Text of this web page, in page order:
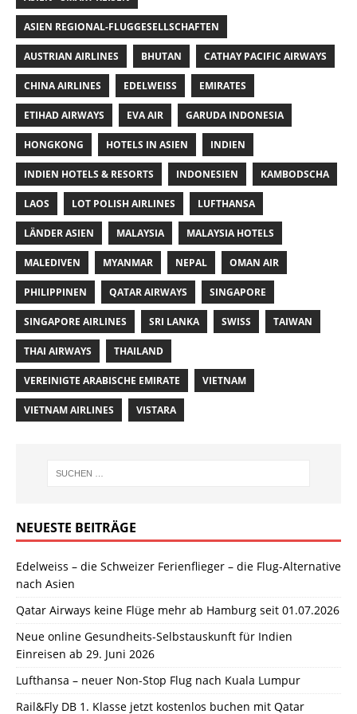
ASIEN REGIONAL-FLUGGESELLSCHAFTEN
AUSTRIAN AIRLINES BHUTAN CATHAY PACIFIC AIRWAYS
CHINA AIRLINES EDELWEISS EMIRATES
ETIHAD AIRWAYS EVA AIR GARUDA INDONESIA
HONGKONG HOTELS IN ASIEN INDIEN
INDIEN HOTELS & RESORTS INDONESIEN KAMBODSCHA
LAOS LOT POLISH AIRLINES LUFTHANSA
LÄNDER ASIEN MALAYSIA MALAYSIA HOTELS
MALEDIVEN MYANMAR NEPAL OMAN AIR
PHILIPPINEN QATAR AIRWAYS SINGAPORE
SINGAPORE AIRLINES SRI LANKA SWISS TAIWAN
THAI AIRWAYS THAILAND
VEREINIGTE ARABISCHE EMIRATE VIETNAM
VIETNAM AIRLINES VISTARA
NEUESTE BEITRÄGE
Edelweiss – die Schweizer Ferienflieger – die Flug-Alternative
nach Asien
Qatar Airways keine Flüge mehr ab Hamburg seit 01.07.2026
Neue online Gesundheits-Selbstauskunft für Indien
Einreisen ab 29. Juni 2026
Lufthansa – neuer Non-Stop Flug nach Kuala Lumpur
Rail&Fly DB 1. Klasse jetzt kostenlos buchen mit Qatar